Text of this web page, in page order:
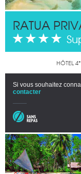
RATUA
HÔTEL
Si vous souhaitez
contacter